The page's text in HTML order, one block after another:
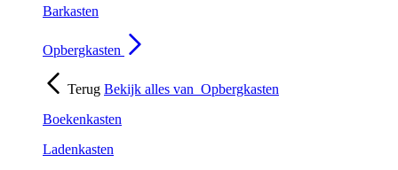
Barkasten
Opbergkasten
Terug Bekijk alles van Opbergkasten
Boekenkasten
Ladenkasten